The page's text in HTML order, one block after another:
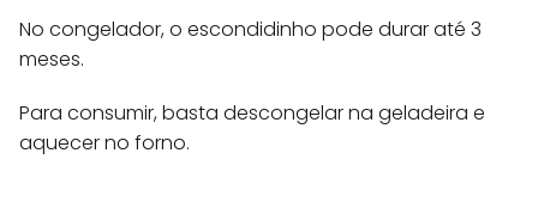
No congelador, o escondidinho pode durar até 3
meses.
Para consumir, basta descongelar na geladeira e
aquecer no forno.